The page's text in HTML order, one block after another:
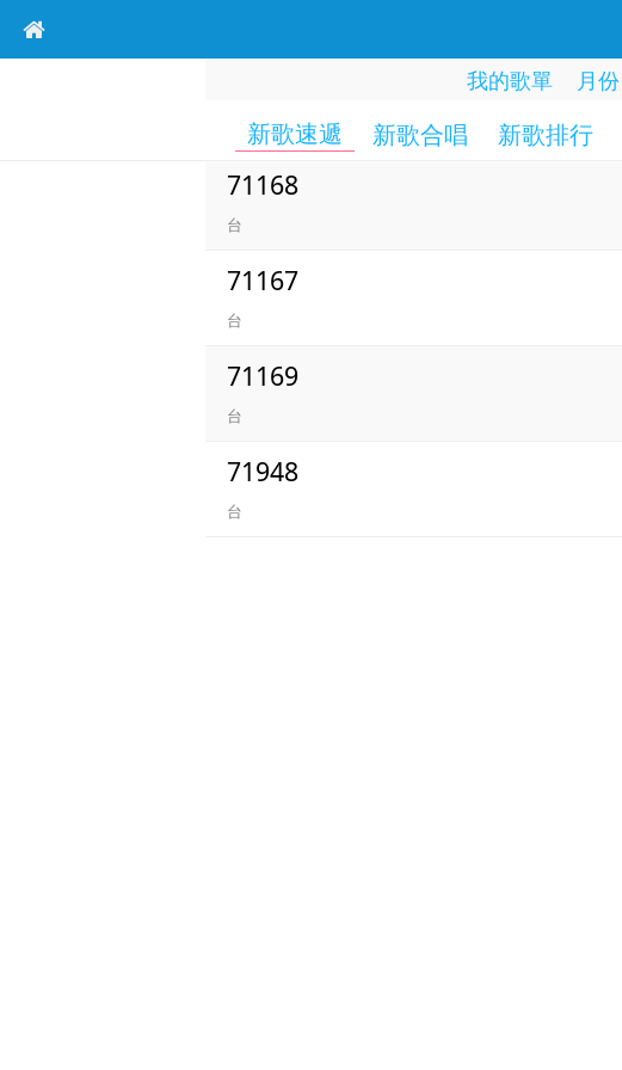
我的歌單 月份
新歌速遞 新歌合唱 新歌排行
71168
台
71167
台
71169
台
71948
台